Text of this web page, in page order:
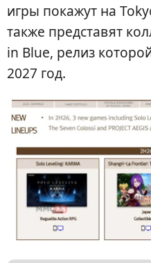
игры покажут на
также представят
in Blue, релиз
2027 год.